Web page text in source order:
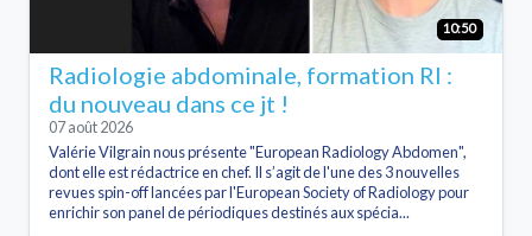
10:50
Radiologie abdominale, formation RI :
du nouveau dans ce jt !
07 août 2026
Valérie Vilgrain nous présente "European Radiology Abdomen",
dont elle est rédactrice en chef. Il s’agit de l'une des 3 nouvelles
revues spin-off lancées par l'European Society of Radiology pour
enrichir son panel de périodiques destinés aux spécia...